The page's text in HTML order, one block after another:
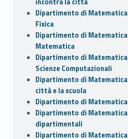
Dipartimento di Matematica
Fisica
Dipartimento di Matematica
Matematica
Dipartimento di Matematica
Scienze Computazionali
Dipartimento di Matematica
città e la scuola
Dipartimento di Matematica
Dipartimento di Matematica
dipartimentali
Dipartimento di Matematica